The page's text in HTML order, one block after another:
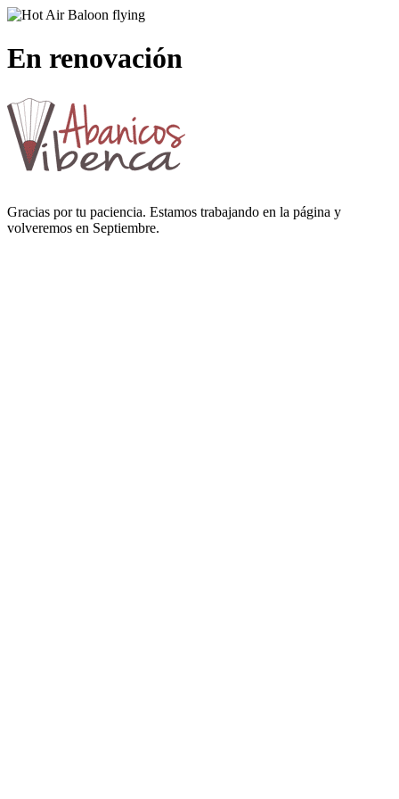
En renovación
Gracias por tu paciencia. Estamos trabajando en la página y
volveremos en Septiembre.